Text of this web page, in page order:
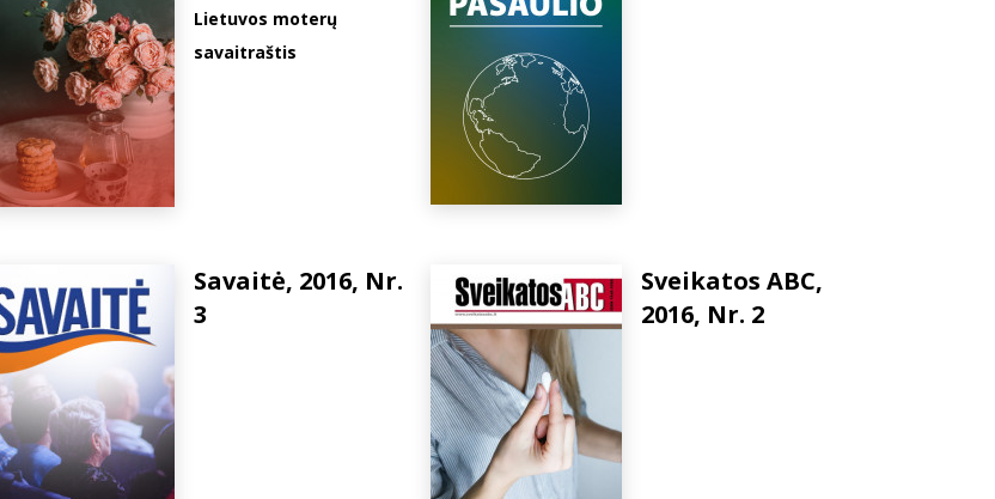
Lietuvos moterų
savaitraštis
Savaitė, 2016, Nr.
3
Sveikatos ABC,
2016, Nr. 2